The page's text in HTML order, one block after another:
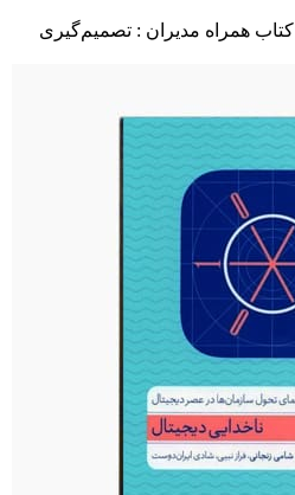
کتاب همراه مدیران : تصمیم‌گیری